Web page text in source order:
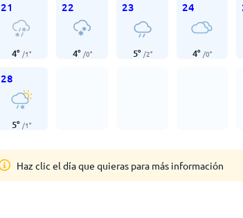
21
4° /1°
22
4° /0°
23
5° /2°
24
4° /0°
28
5° /1°
Haz clic el día que quieras para más información